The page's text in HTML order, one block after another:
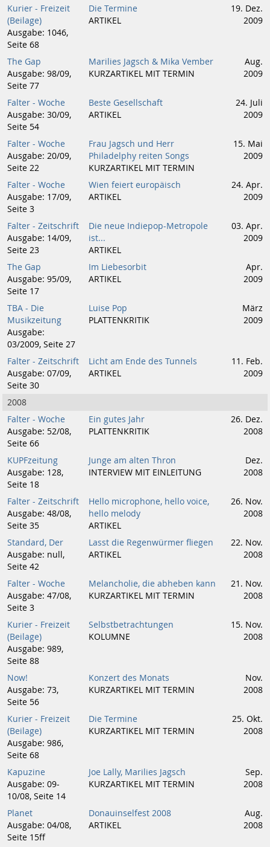
Kurier - Freizeit
(Beilage)
Ausgabe: 1046,
Seite 68
Die Termine
ARTIKEL
19. Dez.
2009
The Gap
Ausgabe: 98/09,
Seite 77
Marilies Jagsch & Mika Vember
KURZARTIKEL MIT TERMIN
Aug.
2009
Falter - Woche
Ausgabe: 30/09,
Seite 54
Beste Gesellschaft
ARTIKEL
24. Juli
2009
Falter - Woche
Ausgabe: 20/09,
Seite 22
Frau Jagsch und Herr
Philadelphy reiten Songs
KURZARTIKEL MIT TERMIN
15. Mai
2009
Falter - Woche
Ausgabe: 17/09,
Seite 3
Wien feiert europäisch
ARTIKEL
24. Apr.
2009
Falter - Zeitschrift
Ausgabe: 14/09,
Seite 23
Die neue Indiepop-Metropole
ist...
ARTIKEL
03. Apr.
2009
The Gap
Ausgabe: 95/09,
Seite 17
Im Liebesorbit
ARTIKEL
Apr.
2009
TBA - Die
Musikzeitung
Ausgabe:
03/2009, Seite 27
Luise Pop
PLATTENKRITIK
März
2009
Falter - Zeitschrift
Ausgabe: 07/09,
Seite 30
Licht am Ende des Tunnels
ARTIKEL
11. Feb.
2009
2008
Falter - Woche
Ausgabe: 52/08,
Seite 66
Ein gutes Jahr
PLATTENKRITIK
26. Dez.
2008
KUPFzeitung
Ausgabe: 128,
Seite 18
Junge am alten Thron
INTERVIEW MIT EINLEITUNG
Dez.
2008
Falter - Zeitschrift
Ausgabe: 48/08,
Seite 35
Hello microphone, hello voice,
hello melody
ARTIKEL
26. Nov.
2008
Standard, Der
Ausgabe: null,
Seite 42
Lasst die Regenwürmer fliegen
ARTIKEL
22. Nov.
2008
Falter - Woche
Ausgabe: 47/08,
Seite 3
Melancholie, die abheben kann
KURZARTIKEL MIT TERMIN
21. Nov.
2008
Kurier - Freizeit
(Beilage)
Ausgabe: 989,
Seite 88
Selbstbetrachtungen
KOLUMNE
15. Nov.
2008
Now!
Ausgabe: 73,
Seite 56
Konzert des Monats
KURZARTIKEL MIT TERMIN
Nov.
2008
Kurier - Freizeit
(Beilage)
Ausgabe: 986,
Seite 68
Die Termine
KURZARTIKEL MIT TERMIN
25. Okt.
2008
Kapuzine
Ausgabe: 09-
10/08, Seite 14
Joe Lally, Marilies Jagsch
KURZARTIKEL MIT TERMIN
Sep.
2008
Planet
Ausgabe: 04/08,
Seite 15ff
Donauinselfest 2008
ARTIKEL
Aug.
2008